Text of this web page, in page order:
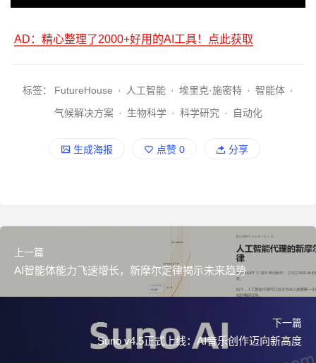
AD：精心整理了2000+好用的AI工具！点此获取
标签： FutureHouse · 人工智能 · 埃里克·施密特 · 智能体 ·
气候解决方案 · 生物科学 · 科学研究 · 自动化
生成海报 点赞 0 分享
上一篇
AI智能体能力飞速增长，新摩尔定律揭示未来趋势
下一篇
Suno v4.5正式上线：AI音乐创作迈向新高度